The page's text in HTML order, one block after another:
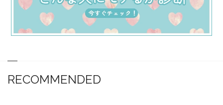
RECOMMENDED